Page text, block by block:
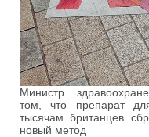
Министр
том, что препарат
тысячам британцев
новый метод